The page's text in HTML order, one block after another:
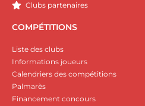
Clubs partenaires
COMPÉTITIONS
Liste des clubs
Informations joueurs
Calendriers des compétitions
Palmarès
Financement concours